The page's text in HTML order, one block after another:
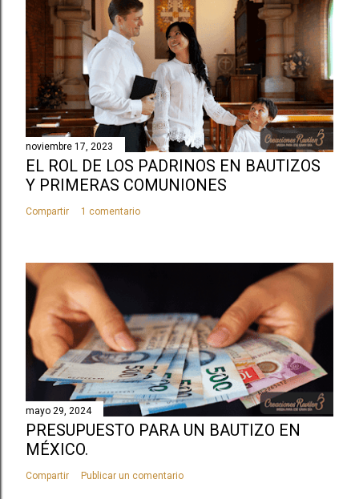
noviembre 17, 2023
EL ROL DE LOS PADRINOS EN BAUTIZOS
Y PRIMERAS COMUNIONES
Compartir 1 comentario
mayo 29, 2024
PRESUPUESTO PARA UN BAUTIZO EN
MÉXICO.
Compartir Publicar un comentario